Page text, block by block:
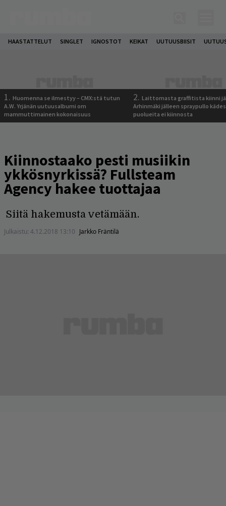
HAASTATTELUT SINGLET IGNOSTOT KEIKAT UUTUUSBIISIT
1. Huomenna se ilmestyy – CMX:stä tutun
A.W. Yrjänän uutuusalbumi om
mammuttimainen kokonaisuus
2. Laittomasta graffitista kiinni
Arhinmäki jälleen spraypullo
puolueita ei kiinnosta
Kiinnostaako pesti musiikin
ykkösnyrkissä? Fullsteam
Agency hakee tuottajaa
Siitä hakemusta vetämään.
Julkaistu: 4.12.2018 13:10 Jarkko Fräntilä